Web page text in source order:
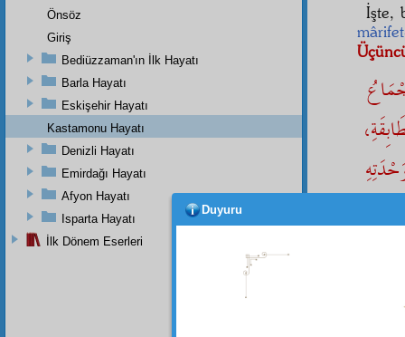
İşte,
Önsöz
Giriş
Bediüzzaman'ın İlk Hayatı
Barla Hayatı
Eskişehir Hayatı
Kastamonu Hayatı
Denizli Hayatı
Emirdağı Hayatı
Afyon Hayatı
Isparta Hayatı
İlk Dönem Eserleri
Duyuru